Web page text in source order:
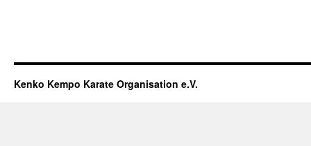
Kenko Kempo Karate Organisation e.V.